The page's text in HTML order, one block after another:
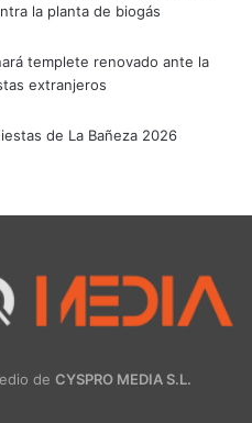
la planta de biogás
templete renovado ante la
extranjeros
de La Bañeza 2026
de CYSPRO MEDIA S.L.